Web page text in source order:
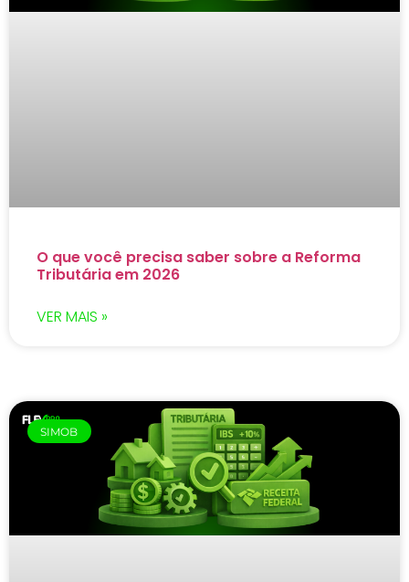
O que você precisa saber sobre a Reforma
Tributária em 2026
VER MAIS »
SIMOB